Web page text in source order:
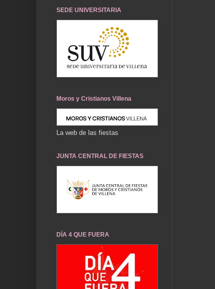
SEDE UNIVERSITARIA
Moros y Cristianos Villena
La web de las fiestas
JUNTA CENTRAL DE FIESTAS
DÍA 4 QUE FUERA